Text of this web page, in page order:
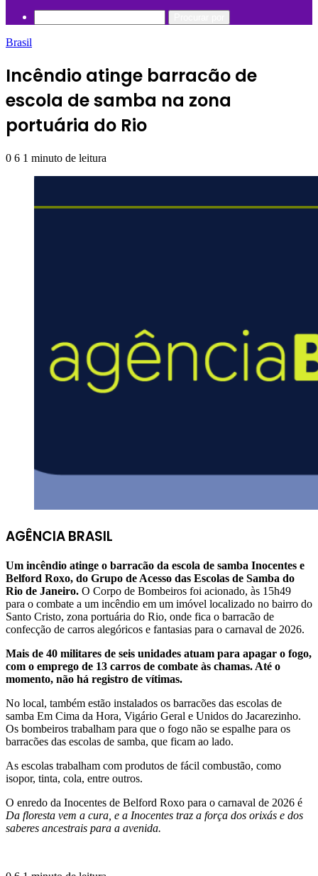
Brasil
Incêndio atinge barracão de
escola de samba na zona
portuária do Rio
0 6 1 minuto de leitura
AGÊNCIA BRASIL
Um incêndio atinge o barracão da escola de samba Inocentes e
Belford Roxo, do Grupo de Acesso das Escolas de Samba do
Rio de Janeiro. O Corpo de Bombeiros foi acionado, às 15h49
para o combate a um incêndio em um imóvel localizado no bairro do
Santo Cristo, zona portuária do Rio, onde fica o barracão de
confecção de carros alegóricos e fantasias para o carnaval de 2026.
Mais de 40 militares de seis unidades atuam para apagar o fogo,
com o emprego de 13 carros de combate às chamas. Até o
momento, não há registro de vítimas.
No local, também estão instalados os barracões das escolas de
samba Em Cima da Hora, Vigário Geral e Unidos do Jacarezinho.
Os bombeiros trabalham para que o fogo não se espalhe para os
barracões das escolas de samba, que ficam ao lado.
As escolas trabalham com produtos de fácil combustão, como
isopor, tinta, cola, entre outros.
O enredo da Inocentes de Belford Roxo para o carnaval de 2026 é
Da floresta vem a cura, e a Inocentes traz a força dos orixás e dos
saberes ancestrais para a avenida.